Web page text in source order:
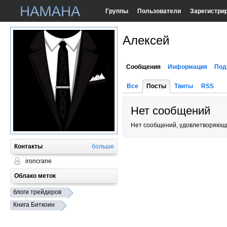
Группы Пользователи
Контакты больше
ironcrane
Облако меток
блоги трейдеров
Книга Биткоин
Алексей
Сообщения Информация
Все Посты Твиты RSS
Нет сообщений
Нет сообщений,